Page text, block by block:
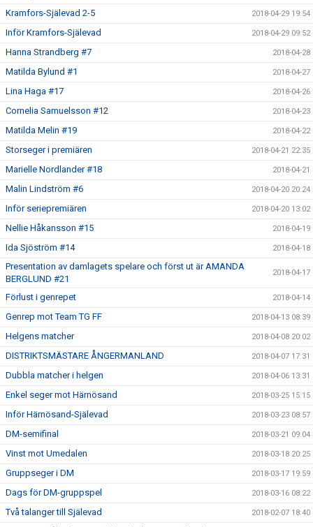
Kramfors-Själevad 2-5 2018-04-29 19:54
Inför Kramfors-Själevad 2018-04-29 09:52
Hanna Strandberg #7 2018-04-28
Matilda Bylund #1 2018-04-27
Lina Haga #17 2018-04-26
Cornelia Samuelsson #12 2018-04-23
Matilda Melin #19 2018-04-22
Storseger i premiären 2018-04-21 22:35
Marielle Nordlander #18 2018-04-21
Malin Lindström #6 2018-04-20 20:24
Inför seriepremiären 2018-04-20 13:02
Nellie Håkansson #15 2018-04-19
Ida Sjöström #14 2018-04-18
Presentation av damlagets spelare och först ut är AMANDA
BERGLUND #21
2018-04-17
Förlust i genrepet 2018-04-14
Genrep mot Team TG FF 2018-04-13 08:39
Helgens matcher 2018-04-08 20:02
DISTRIKTSMÄSTARE ÅNGERMANLAND 2018-04-07 17:31
Dubbla matcher i helgen 2018-04-06 13:31
Enkel seger mot Härnösand 2018-03-25 15:15
Inför Härnösand-Själevad 2018-03-23 08:57
DM-semifinal 2018-03-21 09:04
Vinst mot Umedalen 2018-03-18 20:25
Gruppseger i DM 2018-03-17 19:59
Dags för DM-gruppspel 2018-03-16 08:22
Två talanger till Själevad 2018-02-07 18:40